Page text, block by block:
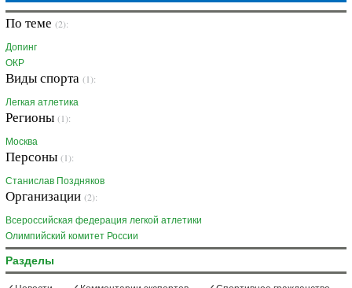
По теме (2):
Допинг
ОКР
Виды спорта (1):
Легкая атлетика
Регионы (1):
Москва
Персоны (1):
Станислав Поздняков
Организации (2):
Всероссийская федерация легкой атлетики
Олимпийский комитет России
Разделы